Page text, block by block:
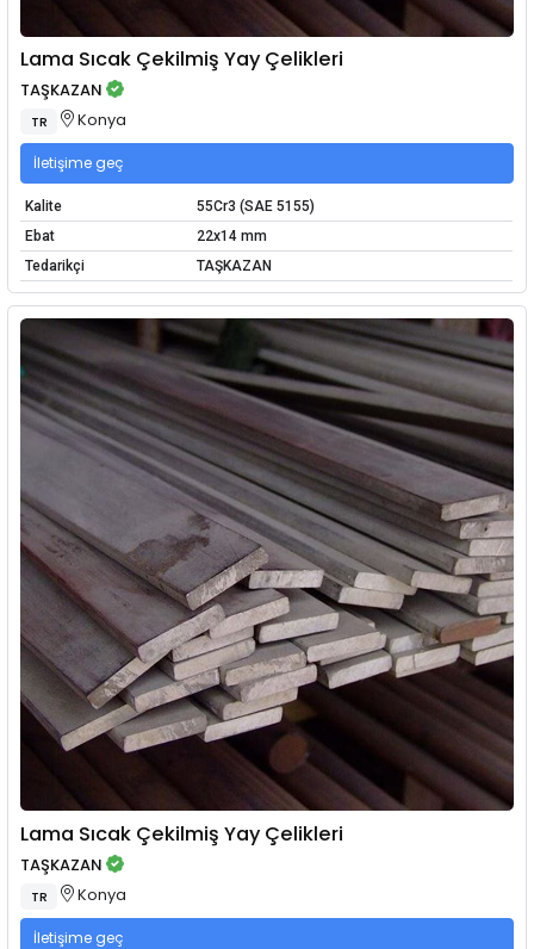
Lama Sıcak Çekilmiş Yay Çelikleri
TAŞKAZAN
TR Konya
İletişime geç
Kalite
55Cr3 (SAE 5155)
Ebat
22x14 mm
Tedarikçi
TAŞKAZAN
Lama Sıcak Çekilmiş Yay Çelikleri
TAŞKAZAN
TR Konya
İletişime geç